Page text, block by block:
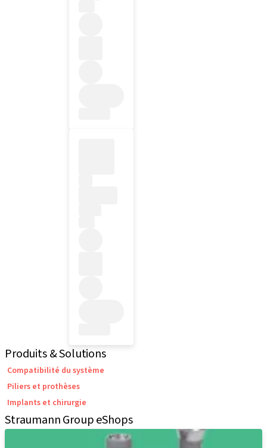
Produits & Solutions
Compatibilité du système
Piliers et prothèses
Implants et chirurgie
Straumann Group eShops